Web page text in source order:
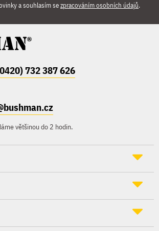
a souhlasím sezpracováním osobních údajů.
732 387 626
většinou do 2 hodin.